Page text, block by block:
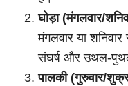
घोड़ा (मंगलवार/
मंगलवार या
संघर्ष और उथल-
पालकी (गुरुवार/